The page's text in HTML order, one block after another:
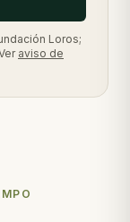
Loros;
aviso de